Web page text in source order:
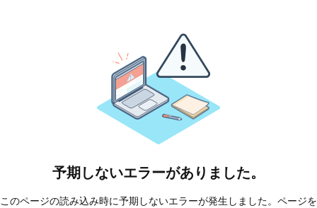
予期しないエラーがありました。
このページの読み込み時に予期しないエラーが発生しました。ページを